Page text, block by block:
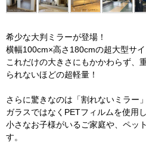
希少な大判ミラーが登場！
横幅100cm×高さ180cmの超大型サイ
これだけの大きさにもかかわらず、
られないほどの超軽量！
さらに驚きなのは「割れないミラー
ガラスではなくPETフィルムを使用
小さなお子様がいるご家庭や、ペッ
す。